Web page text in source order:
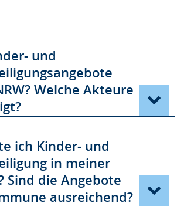
und
Welche Akteure
ich Kinder- und
in meiner
Sind die Angebote
ausreichend?